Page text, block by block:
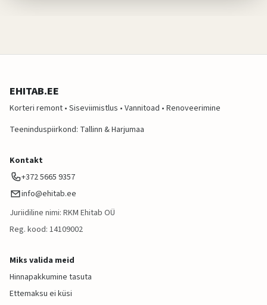
EHITAB.EE
Korteri remont • Siseviimistlus • Vannitoad • Renoveerimine
Teeninduspiirkond: Tallinn & Harjumaa
Kontakt
+372 5665 9357
info@ehitab.ee
Juriidiline nimi: RKM Ehitab OÜ
Reg. kood: 14109002
Miks valida meid
Hinnapakkumine tasuta
Ettemaksu ei küsi